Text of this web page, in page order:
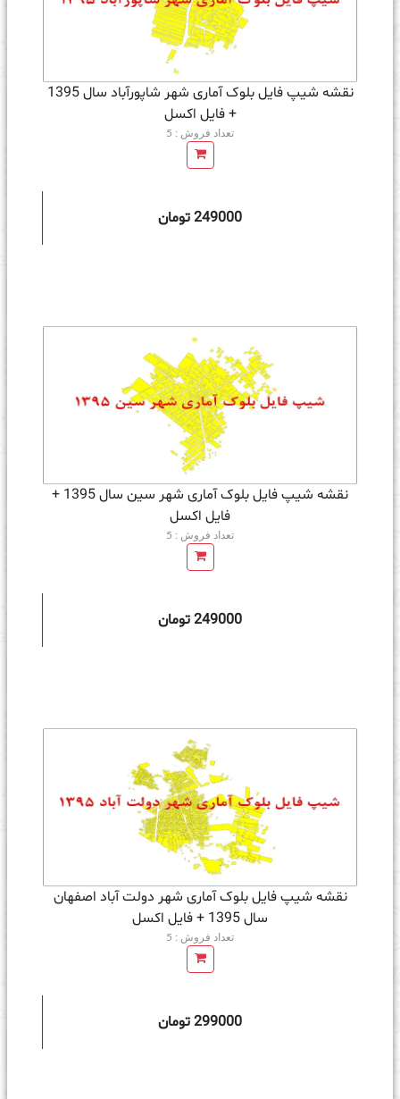
نقشه شیپ فایل بلوک آماری شهر شاپورآباد سال 1395
+ فايل اكسل
تعداد فروش : 5
249000 تومان
نقشه شیپ فایل بلوک آماری شهر سین سال 1395 +
فايل اكسل
تعداد فروش : 5
249000 تومان
نقشه شیپ فایل بلوک آماری شهر دولت آباد اصفهان
سال 1395 + فايل اكسل
تعداد فروش : 5
299000 تومان